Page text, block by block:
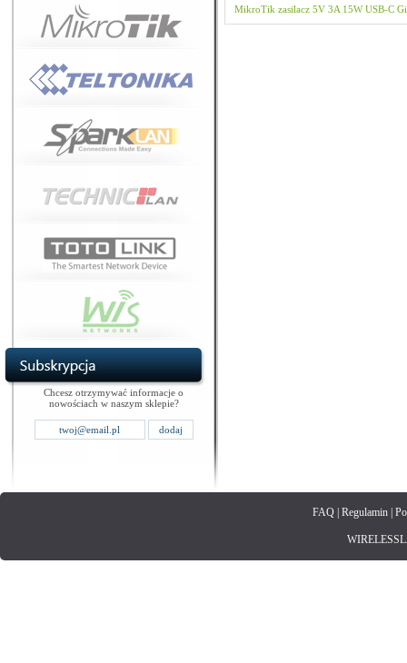
Chcesz otrzymywać informacje o
nowościach w naszym sklepie?
MikroTik zasilacz 5V 3A 15W USB-C
FAQ| Regulamin|